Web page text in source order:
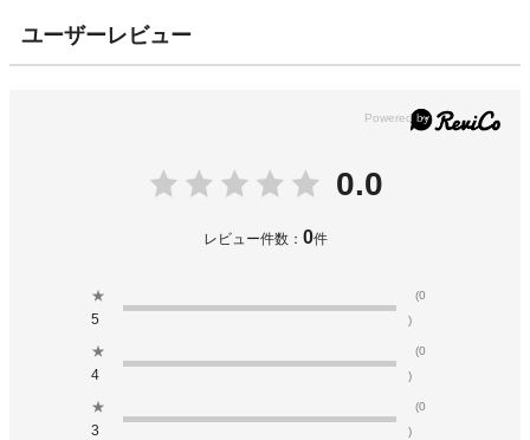
ユーザーレビュー
0.0
レビュー件数： 0件
★
5
(0
)
★
4
(0
)
★
3
(0
)